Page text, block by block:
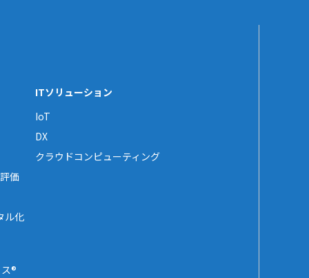
価
ル化
®
ITソリューション
IoT
DX
クラウドコンピューティング